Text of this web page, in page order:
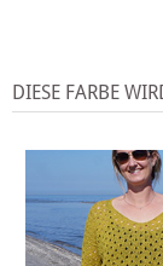
DIESE FARBE